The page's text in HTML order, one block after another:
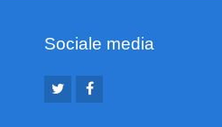
Sociale media